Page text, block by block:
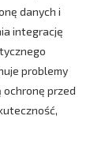
danych i
integrację
problemy
ochronę przed